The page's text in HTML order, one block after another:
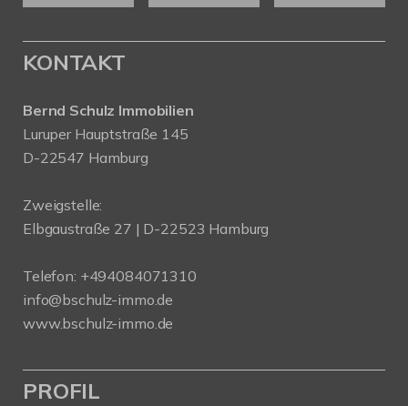
KONTAKT
Bernd Schulz Immobilien
Luruper Hauptstraße 145
D-22547 Hamburg
Zweigstelle:
Elbgaustraße 27 | D-22523 Hamburg
Telefon: +494084071310
info@bschulz-immo.de
www.bschulz-immo.de
PROFIL